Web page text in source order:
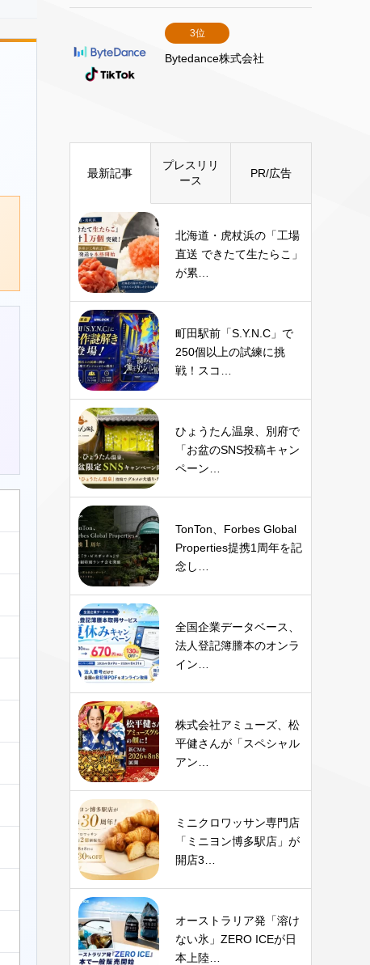
3位
Bytedance株式会社
最新記事
プレスリリ
ース
PR/広告
北海道・虎杖浜の「工場
直送 できたて生たらこ」
が累…
町田駅前「S.Y.N.C」で
250個以上の試練に挑
戦！スコ…
ひょうたん温泉、別府で
「お盆のSNS投稿キャン
ペーン…
TonTon、Forbes Global
Properties提携1周年を記
念し…
全国企業データベース、
法人登記簿謄本のオンラ
イン…
株式会社アミューズ、松
平健さんが「スペシャル
アン…
ミニクロワッサン専門店
「ミニヨン博多駅店」が
開店3…
オーストラリア発「溶け
ない氷」ZERO ICEが日
本上陸…